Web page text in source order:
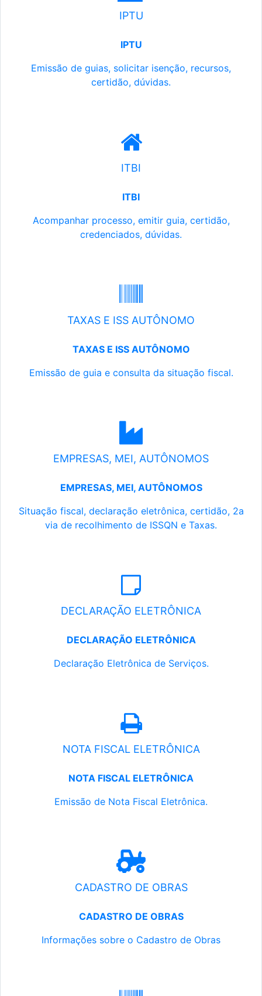
IPTU
IPTU
Emissão de guias, solicitar isenção, recursos,
certidão, dúvidas.
ITBI
ITBI
Acompanhar processo, emitir guia, certidão,
credenciados, dúvidas.
TAXAS E ISS AUTÔNOMO
TAXAS E ISS AUTÔNOMO
Emissão de guia e consulta da situação fiscal.
EMPRESAS, MEI, AUTÔNOMOS
EMPRESAS, MEI, AUTÔNOMOS
Situação fiscal, declaração eletrônica, certidão, 2a
via de recolhimento de ISSQN e Taxas.
DECLARAÇÃO ELETRÔNICA
DECLARAÇÃO ELETRÔNICA
Declaração Eletrônica de Serviços.
NOTA FISCAL ELETRÔNICA
NOTA FISCAL ELETRÔNICA
Emissão de Nota Fiscal Eletrônica.
CADASTRO DE OBRAS
CADASTRO DE OBRAS
Informações sobre o Cadastro de Obras